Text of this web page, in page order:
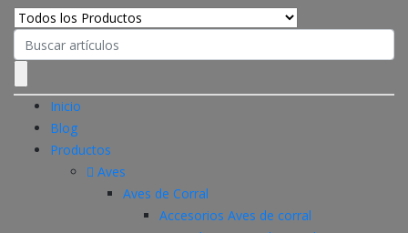
Search
for:
Inicio
Blog
Productos
Aves
Aves de Corral
Accesorios Aves de corral